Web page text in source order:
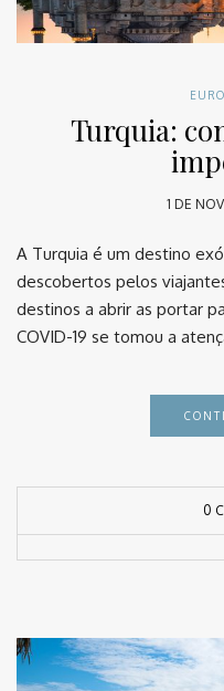
Turquia:
1 DE
A Turquia é um destino
descobertos pelos
destinos a abrir as portar
COVID-19 se tomou a
0